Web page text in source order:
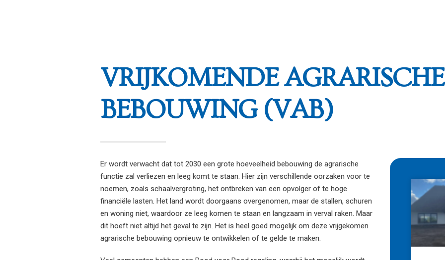
VRIJKOMENDE AGRARISCHE
BEBOUWING (VAB)
Er wordt verwacht dat tot 2030 een grote hoeveelheid bebouwing de agrarische
functie zal verliezen en leeg komt te staan. Hier zijn verschillende oorzaken voor te
noemen, zoals schaalvergroting, het ontbreken van een opvolger of te hoge
financiële lasten. Het land wordt doorgaans overgenomen, maar de stallen, schuren
en woning niet, waardoor ze leeg komen te staan en langzaam in verval raken. Maar
dit hoeft niet altijd het geval te zijn. Het is heel goed mogelijk om deze vrijgekomen
agrarische bebouwing opnieuw te ontwikkelen of te gelde te maken.